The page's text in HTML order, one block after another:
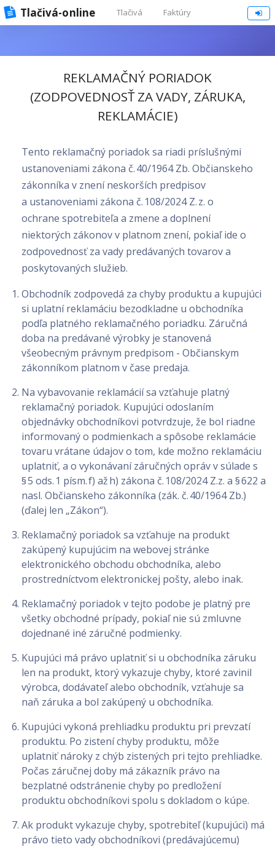
Tlačivá-online Tlačivá Faktúry
REKLAMAČNÝ PORIADOK
(ZODPOVEDNOSŤ ZA VADY, ZÁRUKA,
REKLAMÁCIE)
Tento reklamačný poriadok sa riadi príslušnými
ustanoveniami zákona č. 40/1964 Zb. Občianskeho
zákonníka v znení neskorších predpisov
a ustanoveniami zákona č. 108/2024 Z. z. o
ochrane spotrebiteľa a zmene a doplnení
niektorých zákonov v platnom znení, pokiaľ ide o
zodpovednosť za vady predávaných tovarov a
poskytovaných služieb.
Obchodník zodpovedá za chyby produktu a kupujúci
si uplatní reklamáciu bezodkladne u obchodníka
podľa platného reklamačného poriadku. Záručná
doba na predávané výrobky je stanovená
všeobecným právnym predpisom - Občianskym
zákonníkom platnom v čase predaja.
Na vybavovanie reklamácií sa vzťahuje platný
reklamačný poriadok. Kupujúci odoslaním
objednávky obchodníkovi potvrdzuje, že bol riadne
informovaný o podmienkach a spôsobe reklamácie
tovaru vrátane údajov o tom, kde možno reklamáciu
uplatniť, a o vykonávaní záručných opráv v súlade s
§ 5 ods. 1 písm. f) až h) zákona č. 108/2024 Z.z. a § 622 a
nasl. Občianskeho zákonníka (zák. č. 40/1964 Zb.)
(ďalej len „Zákon“).
Reklamačný poriadok sa vzťahuje na produkt
zakúpený kupujúcim na webovej stránke
elektronického obchodu obchodníka, alebo
prostredníctvom elektronickej pošty, alebo inak.
Reklamačný poriadok v tejto podobe je platný pre
všetky obchodné prípady, pokiaľ nie sú zmluvne
dojednané iné záručné podmienky.
Kupujúci má právo uplatniť si u obchodníka záruku
len na produkt, ktorý vykazuje chyby, ktoré zavinil
výrobca, dodávateľ alebo obchodník, vzťahuje sa
naň záruka a bol zakúpený u obchodníka.
Kupujúci vykoná prehliadku produktu pri prevzatí
produktu. Po zistení chyby produktu, môže
uplatniť nároky z chýb zistených pri tejto prehliadke.
Počas záručnej doby má zákazník právo na
bezplatné odstránenie chyby po predložení
produktu obchodníkovi spolu s dokladom o kúpe.
Ak produkt vykazuje chyby, spotrebiteľ (kupujúci) má
právo tieto vady obchodníkovi (predávajúcemu)